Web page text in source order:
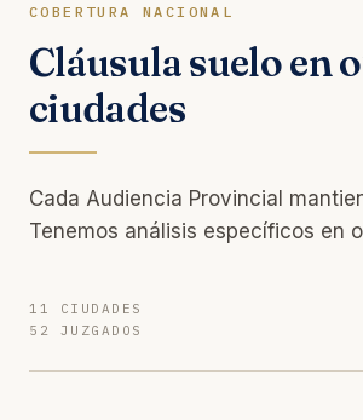
COBERTURA NACIONAL
Cláusula suelo en
ciudades
Cada Audiencia Provincial
Tenemos análisis específicos en
11 CIUDADES
52 JUZGADOS